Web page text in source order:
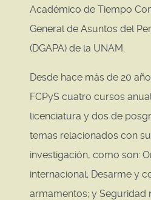
Académico de Tiempo
General de Asuntos del
(DGAPA) de la UNAM.
Desde hace más de 20
FCPyS cuatro cursos
licenciatura y dos de
temas relacionados con
investigación, como son:
internacional; Desarme y
armamentos; y Seguridad